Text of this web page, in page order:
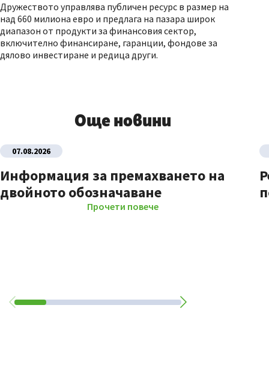
Дружеството управлява публичен ресурс в размер на
над 660 милиона евро и предлага на пазара широк
диапазон от продукти за финансовия сектор,
включително финансиране, гаранции, фондове за
дялово инвестиране и редица други.
Още новини
07.08.2026
Информация за премахването на
двойното обозначаване
Прочети повече